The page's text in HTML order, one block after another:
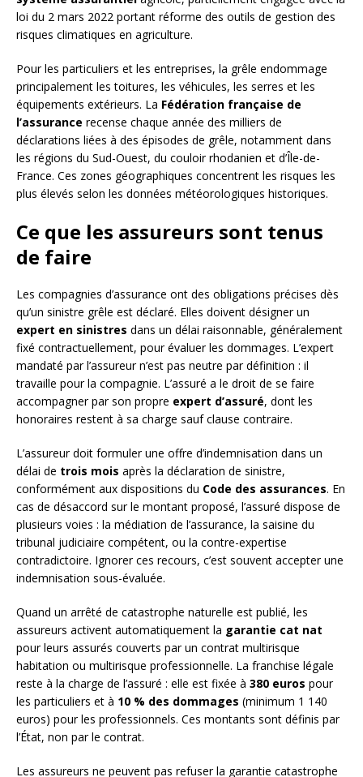
loi du 2 mars 2022 portant réforme des outils de gestion des
risques climatiques en agriculture.
Pour les particuliers et les entreprises, la grêle endommage
principalement les toitures, les véhicules, les serres et les
équipements extérieurs. La Fédération française de
l’assurance recense chaque année des milliers de
déclarations liées à des épisodes de grêle, notamment dans
les régions du Sud-Ouest, du couloir rhodanien et d’Île-de-
France. Ces zones géographiques concentrent les risques les
plus élevés selon les données météorologiques historiques.
Ce que les assureurs sont tenus
de faire
Les compagnies d’assurance ont des obligations précises dès
qu’un sinistre grêle est déclaré. Elles doivent désigner un
expert en sinistres dans un délai raisonnable, généralement
fixé contractuellement, pour évaluer les dommages. L’expert
mandaté par l’assureur n’est pas neutre par définition : il
travaille pour la compagnie. L’assuré a le droit de se faire
accompagner par son propre expert d’assuré, dont les
honoraires restent à sa charge sauf clause contraire.
L’assureur doit formuler une offre d’indemnisation dans un
délai de trois mois après la déclaration de sinistre,
conformément aux dispositions du Code des assurances. En
cas de désaccord sur le montant proposé, l’assuré dispose de
plusieurs voies : la médiation de l’assurance, la saisine du
tribunal judiciaire compétent, ou la contre-expertise
contradictoire. Ignorer ces recours, c’est souvent accepter une
indemnisation sous-évaluée.
Quand un arrêté de catastrophe naturelle est publié, les
assureurs activent automatiquement la garantie cat nat
pour leurs assurés couverts par un contrat multirisque
habitation ou multirisque professionnelle. La franchise légale
reste à la charge de l’assuré : elle est fixée à 380 euros pour
les particuliers et à 10 % des dommages (minimum 1 140
euros) pour les professionnels. Ces montants sont définis par
l’État, non par le contrat.
Les assureurs ne peuvent pas refuser la garantie catastrophe